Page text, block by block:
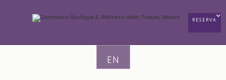
RESERVA
EN